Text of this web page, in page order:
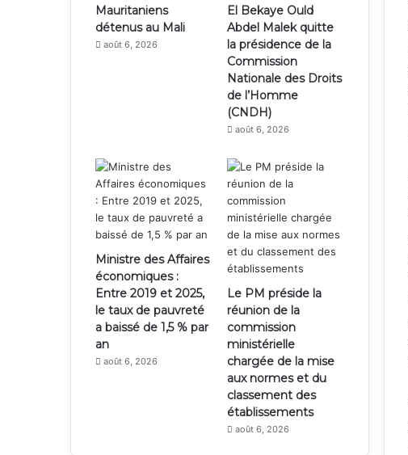
Mauritaniens
détenus au Mali
août 6, 2026
El Bekaye Ould
Abdel Malek quitte
la présidence de la
Commission
Nationale des Droits
de l’Homme
(CNDH)
août 6, 2026
Ministre des Affaires
économiques :
Entre 2019 et 2025,
le taux de pauvreté
a baissé de 1,5 % par
an
août 6, 2026
Le PM préside la
réunion de la
commission
ministérielle
chargée de la mise
aux normes et du
classement des
établissements
août 6, 2026